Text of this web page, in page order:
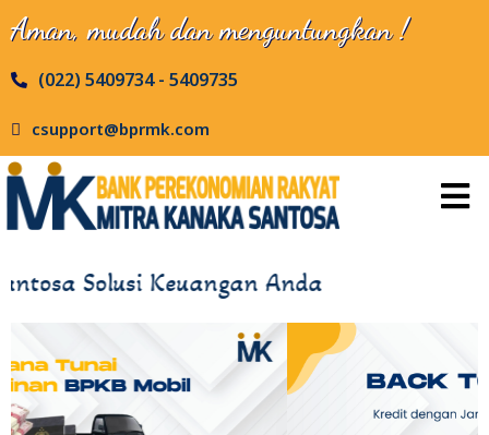
Aman, mudah dan menguntungkan !
(022) 5409734 - 5409735
csupport@bprmk.com
Solusi Keuangan Anda